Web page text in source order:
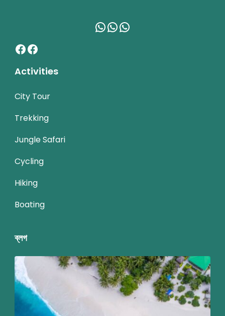
WhatsApp
WhatsApp
WhatsApp
Facebook
Facebook
Activities
City Tour
Trekking
Jungle Safari
Cycling
Hiking
Boating
ব্লগ